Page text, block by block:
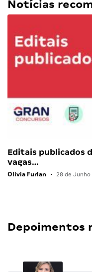
Notícias
Editais publicados
vagas…
Olivia Furlan • 28 de Junho
Depoimentos